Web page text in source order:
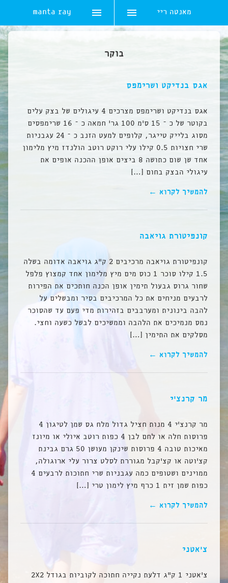
Skip
to
content
מאנטה ריי manta ray
בוקר
אגס בנדיקט ושרימפס
אגס בנדיקט ושרימפס מצרכים 4 עיגולים של בצק עלים
בקוטר של כ – 15 ס’מ 100 גר’ חמאה כ – 16 שרימפסים
מסוג בלייק טייגר, קלופים למעט הזנב כ – 24 עגבניות
שרי חצויות 0.5 קילו עלי רוקט רוטב הולנדז מיץ מלימון
אחד שן שום כתושה 8 ביצים אופן ההכנה אופים את
עיגולי הבצק בחום […]
להמשיך לקרוא ←
קונפיטורת גויאבה
קונפיטורת גויאבה מרכיבים 2 ק”ג גויאבה אדומה בשלה
1.5 קילו סוכר 1 כוס מים מיץ מלימון אחד קמצוץ פלפל
שחור גרוס גבעול תימין אופן הכנה חותכים את הפירות
לרבעים מניחים את כל המרכיבים בסיר ומבשלים על
להבה בינונית ומערבבים בזהירות מדי פעם עד שהסוכר
נמס מנמיכים את הלהבה וממשיכים לבשל כשעה וחצי.
מסלקים את התימין […]
להמשיך לקרוא ←
מר קרנצ’י
מר קרנצ’י 4 מנות חציל גדול מלח גס שמן לטיגון 4
פרוסות חלה או לחם לבן 4 כפות רוטב איולי או מיונז
מאיכות טובה 4 פרוסות שינקן מעושן 50 גרם גבינת
קצ’וטה או קצ’קבל מגוררת לסלט צרור עלי ארוגולה,
ממוינים ושטופים כמה עגבניות שרי חתוכות לרבעים 4
כפות שמן זית 1 כרף מיץ לימון טרי […]
להמשיך לקרוא ←
צ’אטני
צ’אטני 1 ק”ג דלעת נקייה חתוכה לקוביות בגודל 2X2